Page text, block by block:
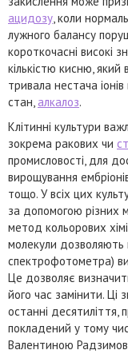
ацидозу, коли
лужного балансу
короткочасні високі
кількістю кисню, який
тривала нестача
стан,алкалоз.
Клітинні культури
зокрема ракових чи
промисловості, для
вирощування
тощо. У всіх цих
за допомогою різних
метод кольорових
молекули
спектрофотометра)
Це дозволяє
його час замінити. Ці
останні
покладений у тому
Валентиною